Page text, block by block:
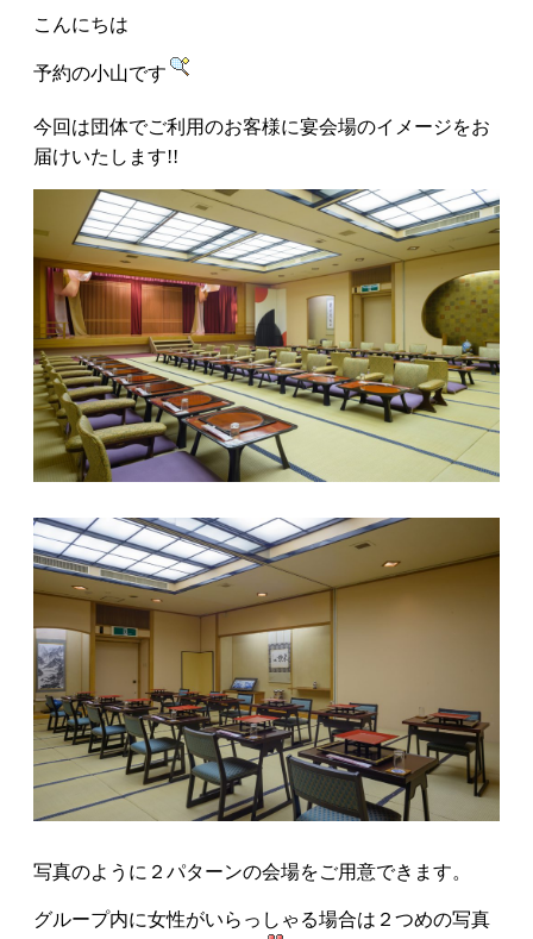
こんにちは
予約の小山です
今回は団体でご利用のお客様に宴会場のイメージをお
届けいたします!!
写真のように２パターンの会場をご用意できます。
グループ内に女性がいらっしゃる場合は２つめの写真